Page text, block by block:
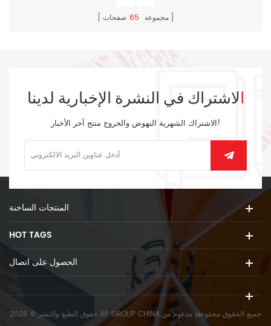
مجموعه 65 صفحات
الاشتراك في النشرة الإخبارية لدينا
الاشتراك الشهرية النهوض والخروج منتج آخر الأخبار!
المنتجات الساخنة
HOT TAGS
الحصول على اتصال
حقوق الطبع والنشر © 2026 AP GROUP CHINA.جميع الحقوق محفوظة مدعوم من